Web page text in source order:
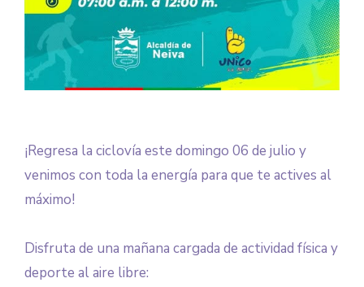
¡Regresa la ciclovía este domingo 06 de julio y
venimos con toda la energía para que te actives al
máximo!
Disfruta de una mañana cargada de actividad física y
deporte al aire libre: